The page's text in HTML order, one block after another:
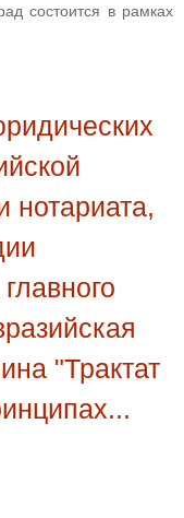
состоится в рамках
нотариата,
"Трактат